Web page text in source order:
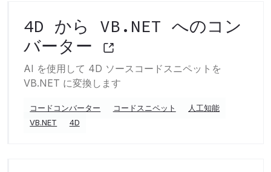
4D から VB.NET へのコン
バーター
AI を使用して 4D ソースコードスニペットを
VB.NET に変換します
コードコンバーター コードスニペット
人工知能
VB.NET
4D